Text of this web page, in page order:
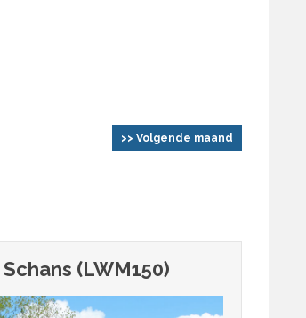
>> Volgende maand
(LWM150)